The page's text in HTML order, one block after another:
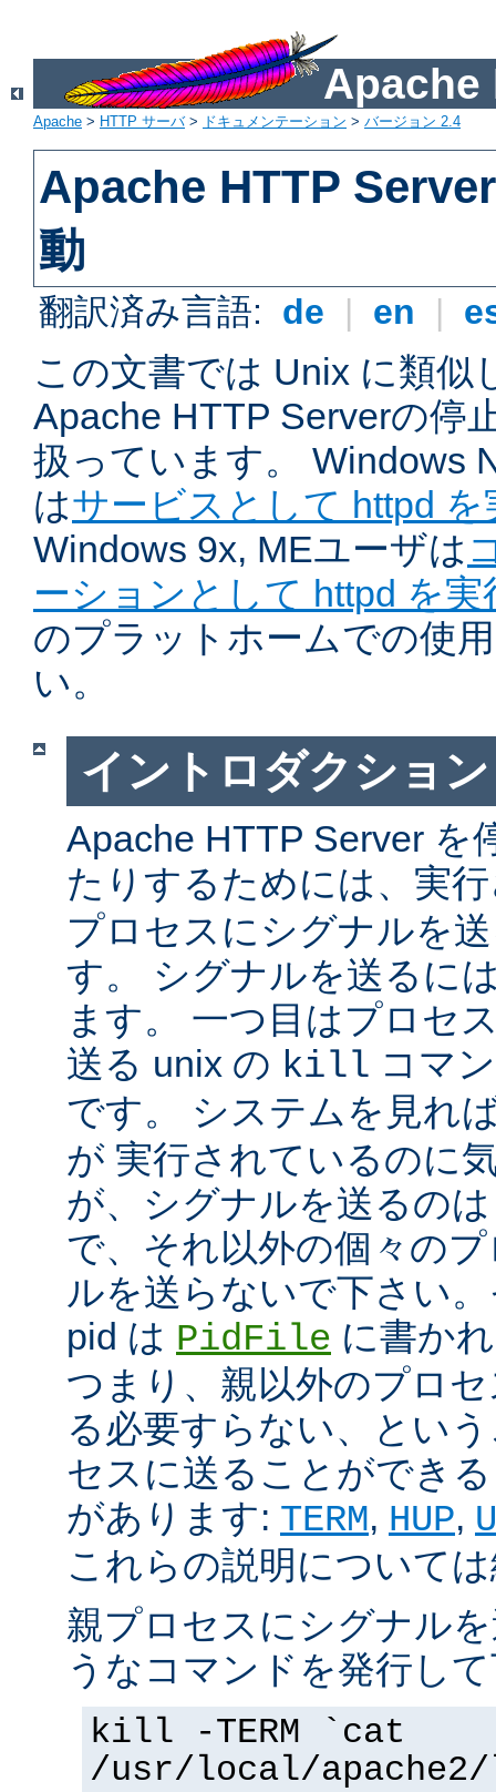
Apache
Apache > HTTP サーバ> ドキュメンテーション > バージョン 2.4
Apache HTTP
動
翻訳済み言語: de | en |
この文書では Unix に類似
Apache HTTP Serverの停
扱っています。 Windows
はサービスとして httpd を
Windows 9x, MEユーザは
ーションとして httpd を実
のプラットホームでの使
い。
イントロダクション
Apache HTTP Server を
たりするためには、実
プロセスにシグナルを
す。 シグナルを送るに
ます。 一つ目はプロセ
送る unix の kill コマ
です。 システムを見れ
が 実行されているのに
が、シグナルを送るの
で、それ以外の個々の
ルを送らないで下さい
pid は PidFile に書か
つまり、親以外のプロ
る必要すらない、とい
セスに送ることができ
があります: TERM, HUP,
これらの説明について
親プロセスにシグナル
うなコマンドを発行し
kill -TERM `cat
/usr/local/